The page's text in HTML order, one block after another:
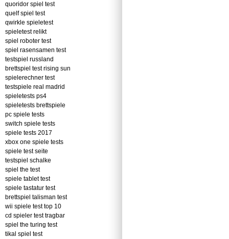
quoridor spiel test
quelf spiel test
qwirkle spieletest
spieletest relikt
spiel roboter test
spiel rasensamen test
testspiel russland
brettspiel test rising sun
spielerechner test
testspiele real madrid
spieletests ps4
spieletests brettspiele
pc spiele tests
switch spiele tests
spiele tests 2017
xbox one spiele tests
spiele test seite
testspiel schalke
spiel the test
spiele tablet test
spiele tastatur test
brettspiel talisman test
wii spiele test top 10
cd spieler test tragbar
spiel the turing test
tikal spiel test